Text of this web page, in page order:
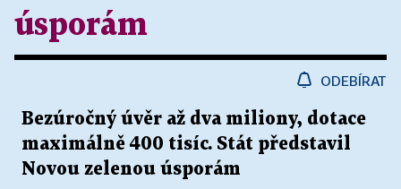
úsporám
ODEBÍRAT
Bezúročný úvěr až dva miliony, dotace
maximálně 400 tisíc. Stát představil
Novou zelenou úsporám